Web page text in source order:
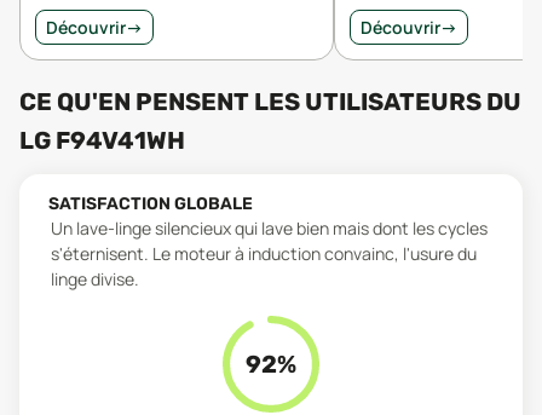
Découvrir→
Découvrir→
CE QU'EN PENSENT LES UTILISATEURS DU
LG F94V41WH
SATISFACTION GLOBALE
Un lave-linge silencieux qui lave bien mais dont les cycles
s'éternisent. Le moteur à induction convainc, l'usure du
linge divise.
92%